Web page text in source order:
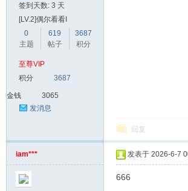
签到天数: 3 天
[LV.2]偶尔看看I
0
主题
619
帖子
3687
积分
至尊VIP
积分
3687
金钱
3065
发消息
回复
iam*** 发表于 2026-6-7
666